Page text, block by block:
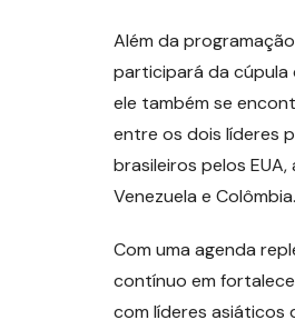
Além da
participará da cúpula
ele também se
entre os dois líderes
brasileiros pelos
Venezuela e Colômbia.
Com uma agenda
contínuo em
com líderes asiáticos